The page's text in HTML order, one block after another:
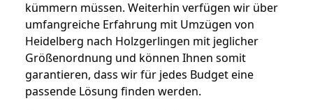
kümmern müssen. Weiterhin verfügen wir über
umfangreiche Erfahrung mit Umzügen von
Heidelberg nach Holzgerlingen mit jeglicher
Größenordnung und können Ihnen somit
garantieren, dass wir für jedes Budget eine
passende Lösung finden werden.